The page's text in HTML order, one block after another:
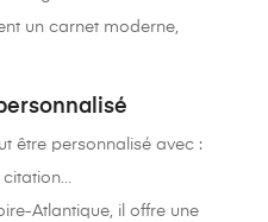
un carnet moderne,
être personnalisé avec :
citation…
Atlantique, il offre une